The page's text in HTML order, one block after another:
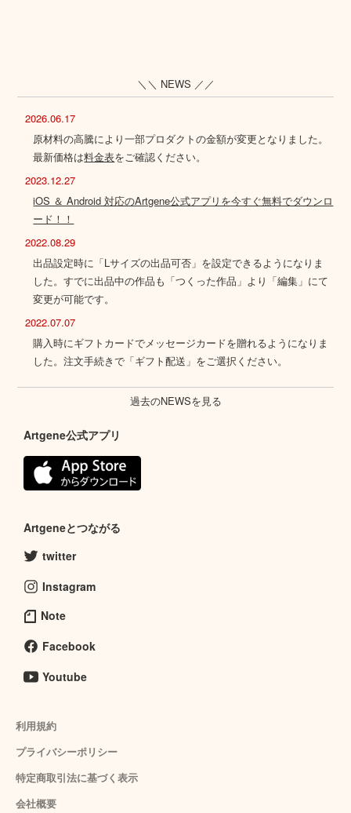
＼＼ NEWS ／／
2026.06.17
原材料の高騰により一部プロダクトの金額が変更となりました。
最新価格は料金表をご確認ください。
2023.12.27
iOS ＆ Android 対応のArtgene公式アプリを今すぐ無料でダウンロ
ード！！
2022.08.29
出品設定時に「Lサイズの出品可否」を設定できるようになりま
した。すでに出品中の作品も「つくった作品」より「編集」にて
変更が可能です。
2022.07.07
購入時にギフトカードでメッセージカードを贈れるようになりま
した。注文手続きで「ギフト配送」をご選択ください。
過去のNEWSを見る
Artgene公式アプリ
Artgeneとつながる
twitter
Instagram
Note
Facebook
Youtube
利用規約
プライバシーポリシー
特定商取引法に基づく表示
会社概要